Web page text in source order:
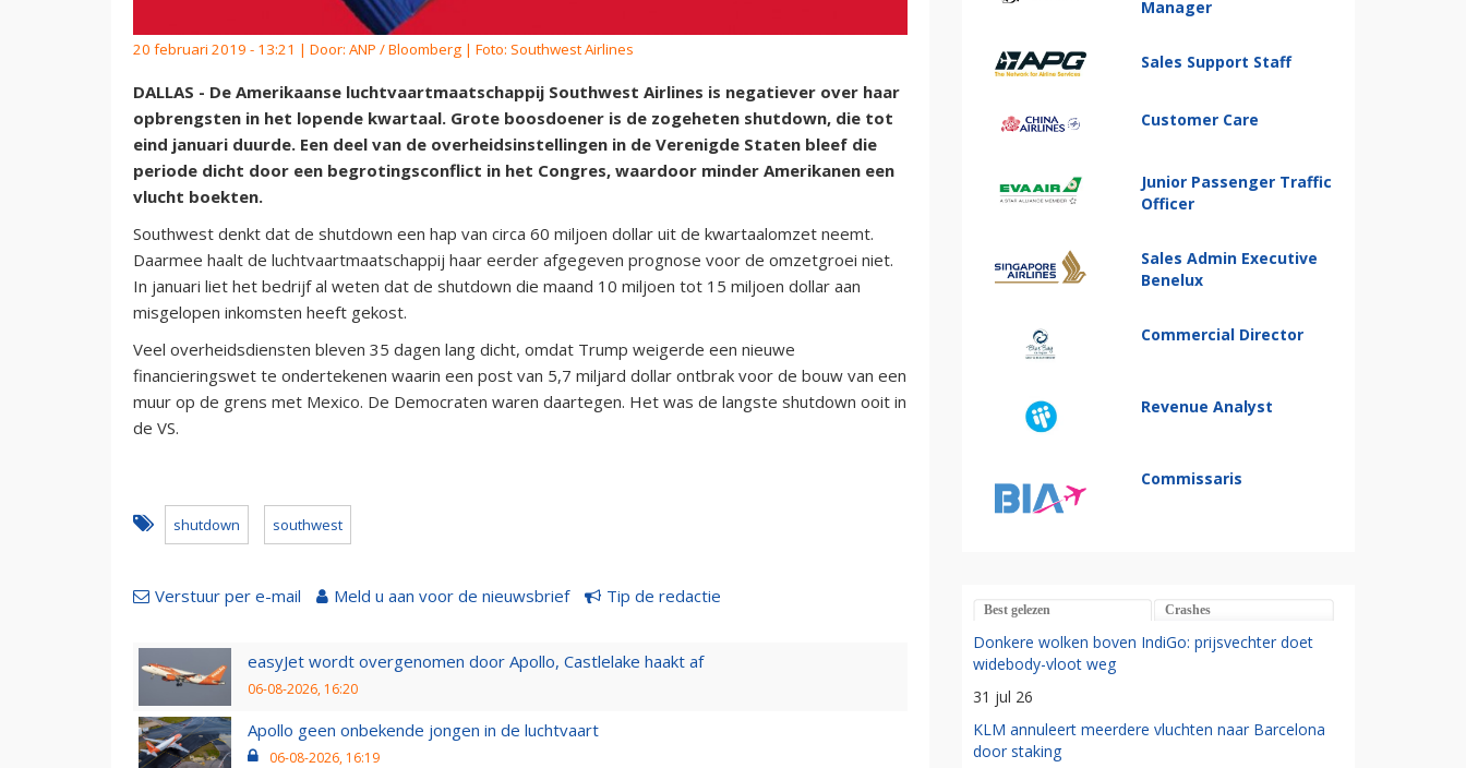
20 februari 2019 - 13:21 | Door: ANP / Bloomberg | Foto: Southwest Airlines
DALLAS - De Amerikaanse luchtvaartmaatschappij Southwest Airlines is negatiever over haar
opbrengsten in het lopende kwartaal. Grote boosdoener is de zogeheten shutdown, die tot
eind januari duurde. Een deel van de overheidsinstellingen in de Verenigde Staten bleef die
periode dicht door een begrotingsconflict in het Congres, waardoor minder Amerikanen een
vlucht boekten.
Southwest denkt dat de shutdown een hap van circa 60 miljoen dollar uit de kwartaalomzet neemt.
Daarmee haalt de luchtvaartmaatschappij haar eerder afgegeven prognose voor de omzetgroei niet.
In januari liet het bedrijf al weten dat de shutdown die maand 10 miljoen tot 15 miljoen dollar aan
misgelopen inkomsten heeft gekost.
Veel overheidsdiensten bleven 35 dagen lang dicht, omdat Trump weigerde een nieuwe
financieringswet te ondertekenen waarin een post van 5,7 miljard dollar ontbrak voor de bouw van een
muur op de grens met Mexico. De Democraten waren daartegen. Het was de langste shutdown ooit in
de VS.
shutdown southwest
Verstuur per e-mail Meld u aan voor de nieuwsbrief Tip de redactie
easyJet wordt overgenomen door Apollo, Castlelake haakt af
06-08-2026, 16:20
Apollo geen onbekende jongen in de luchtvaart
06-08-2026, 16:19
Manager
Sales Support Staff
Customer Care
Junior Passenger Traffic
Officer
Sales Admin Executive
Benelux
Commercial Director
Revenue Analyst
Commissaris
Best gelezen Crashes
Donkere wolken boven IndiGo: prijsvechter doet
widebody-vloot weg
31 jul 26
KLM annuleert meerdere vluchten naar Barcelona
door staking